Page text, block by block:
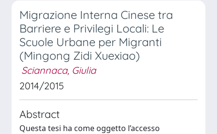
Migrazione Interna Cinese tra
Barriere e Privilegi Locali: Le
Scuole Urbane per Migranti
(Mingong Zidi Xuexiao)
Sciannaca, Giulia
2014/2015
Abstract
Questa tesi ha come oggetto l’accesso